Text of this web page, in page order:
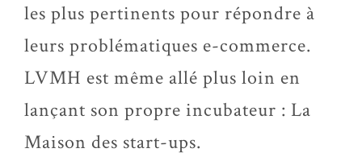
les plus pertinents pour répondre à
leurs problématiques e-commerce.
LVMH est même allé plus loin en
lançant son propre incubateur : La
Maison des start-ups.